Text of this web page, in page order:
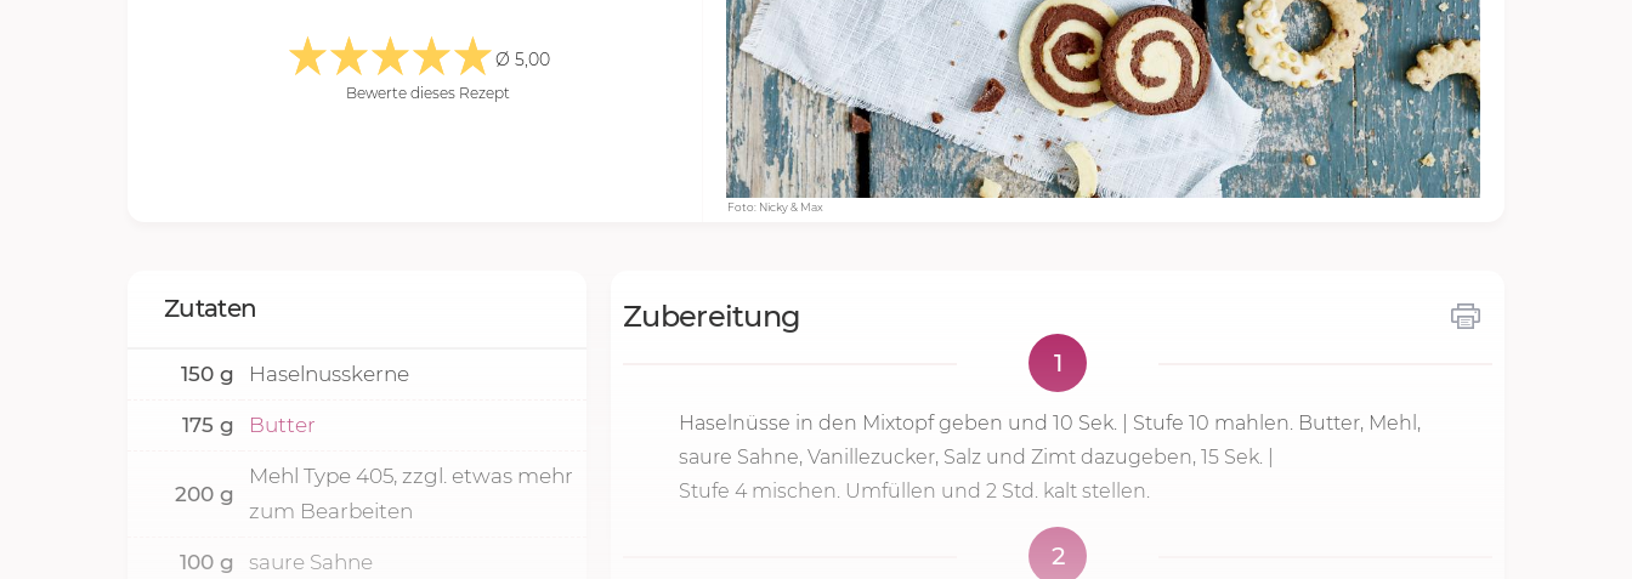
Foto: Nicky & Max
Ø 5,00
Bewerte dieses Rezept
Zubereitung
1
Haselnüsse in den Mixtopf geben und 10 Sek.
| Stufe 10 mahlen. Butter, Mehl,
saure Sahne, Vanillezucker, Salz und Zimt dazugeben, 15 Sek. |
Stufe 4 mischen. Umfüllen und 2 Std. kalt stellen.
2
Zutaten
150 g Haselnusskerne
175 g Butter
200 g
Mehl Type 405, zzgl. etwas mehr
zum Bearbeiten
100 g saure Sahne